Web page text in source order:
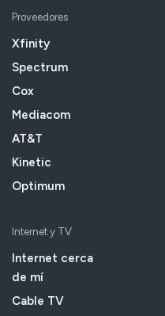
Proveedores
Xfinity
Spectrum
Cox
Mediacom
AT&T
Kinetic
Optimum
Internet y TV
Internet cerca
de mí
Cable TV